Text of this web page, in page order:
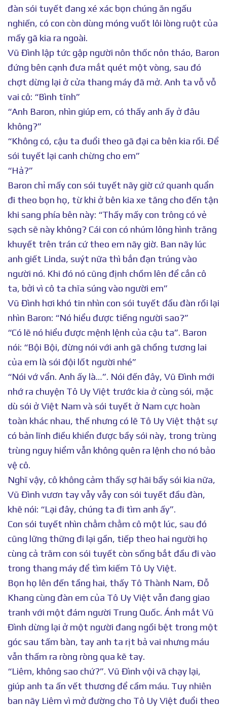
đàn sói tuyết đang xé xác bọn chúng ăn ngấu
nghiến, có con còn dùng móng vuốt lôi lòng ruột của
mấy gã kia ra ngoài.
Vũ Đình lập tức gập người nôn thốc nôn tháo, Baron
đứng bên cạnh đưa mắt quét một vòng, sau đó
chợt dừng lại ở cửa thang máy đã mở. Anh ta vỗ vỗ
vai cô: “Bình tĩnh”
“Anh Baron, nhìn giúp em, có thấy anh ấy ở đâu
không?”
“Không có, cậu ta đuổi theo gã đại ca bên kia rồi. Để
sói tuyết lại canh chừng cho em”
“Hả?”
Baron chỉ mấy con sói tuyết nãy giờ cứ quanh quẩn
đi theo bọn họ, từ khi ở bên kia xe tăng cho đến tận
khi sang phía bên này: “Thấy mấy con trông có vẻ
sạch sẽ này không? Cái con có nhúm lông hình trăng
khuyết trên trán cứ theo em nãy giờ. Ban nãy lúc
anh giết Linda, suýt nữa thì bắn đạn trúng vào
người nó. Khi đó nó cũng định chồm lên để cắn cô
ta, bởi vì cô ta chĩa súng vào người em”
Vũ Đình hơi khó tin nhìn con sói tuyết đầu đàn rồi lại
nhìn Baron: “Nó hiểu được tiếng người sao?”
“Có lẽ nó hiểu được mệnh lệnh của cậu ta”. Baron
nói: “Bội Bội, đừng nói với anh gã chồng tương lai
của em là sói đội lốt người nhé”
“Nói vớ vẩn. Anh ấy là…”. Nói đến đây, Vũ Đình mới
nhớ ra chuyện Tô Uy Việt trước kia ở cùng sói, mặc
dù sói ở Việt Nam và sói tuyết ở Nam cực hoàn
toàn khác nhau, thế nhưng có lẽ Tô Uy Việt thật sự
có bản lĩnh điều khiển được bầy sói này, trong trùng
trùng nguy hiểm vẫn không quên ra lệnh cho nó bảo
vệ cô.
Nghĩ vậy, cô không cảm thấy sợ hãi bầy sói kia nữa,
Vũ Đình vươn tay vẫy vẫy con sói tuyết đầu đàn,
khẽ nói: “Lại đây, chúng ta đi tìm anh ấy”.
Con sói tuyết nhìn chằm chằm cô một lúc, sau đó
cũng lững thững đi lại gần, tiếp theo hai người họ
cùng cả trăm con sói tuyết còn sống bắt đầu đi vào
trong thang máy để tìm kiếm Tô Uy Việt.
Bọn họ lên đến tầng hai, thấy Tô Thành Nam, Đỗ
Khang cùng đàn em của Tô Uy Việt vẫn đang giao
tranh với một đám người Trung Quốc. Ánh mắt Vũ
Đình dừng lại ở một người đang ngồi bệt trong một
góc sau tấm bàn, tay anh ta rịt bả vai nhưng máu
vẫn thấm ra ròng ròng qua kẽ tay.
“Liêm, không sao chứ?”. Vũ Đình vội vã chạy lại,
giúp anh ta ấn vết thương để cầm máu. Tuy nhiên
ban nãy Liêm vì mở đường cho Tô Uy Việt đuổi theo